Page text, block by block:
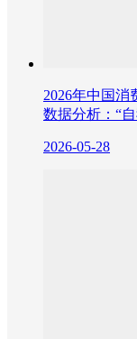
2026年中国
数据分析：“
2026-05-28